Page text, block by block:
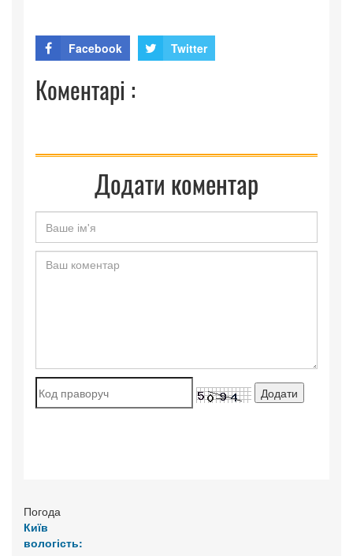
Facebook Twitter
Коментарі :
Додати коментар
Погода
Київ
вологість: